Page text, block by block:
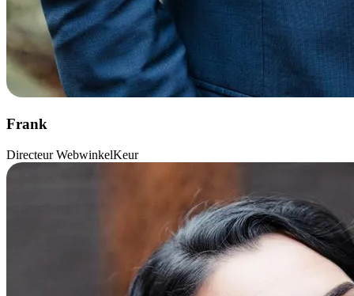
Frank
Directeur WebwinkelKeur